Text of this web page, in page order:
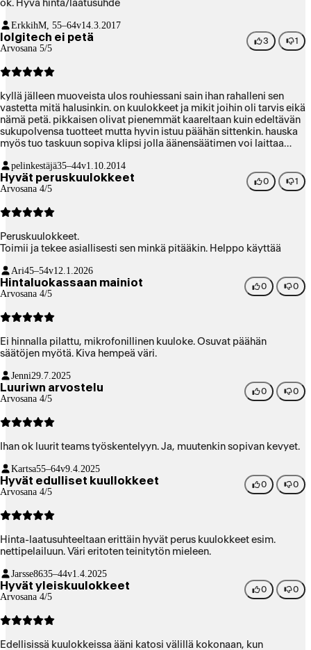
ok. Hyvä hinta/laatusuhde
ErkkihM, 55–64v14.3.2017
lolgitech ei petä
Arvosana 5/5
3 1
kyllä jälleen muoveista ulos rouhiessani sain ihan rahalleni sen
vastetta mitä halusinkin. on kuulokkeet ja mikit joihin oli tarvis eikä
nämä petä. pikkaisen olivat pienemmät kaareltaan kuin edeltävän
sukupolvensa tuotteet mutta hyvin istuu päähän sittenkin. hauska
myös tuo taskuun sopiva klipsi jolla äänensäätimen voi laittaa
liikaa.
pelinkestäjä35–44v1.10.2014
Hyvät peruskuulokkeet
Arvosana 4/5
0 1
Peruskuulokkeet.
Toimii ja tekee asiallisesti sen minkä pitääkin. Helppo käyttää
Ari45–54v12.1.2026
Hintaluokassaan mainiot
Arvosana 4/5
0 0
Ei hinnalla pilattu, mikrofonillinen kuuloke. Osuvat päähän
säätöjen myötä. Kiva hempeä väri.
Jenni29.7.2025
Luuriwn arvostelu
Arvosana 4/5
0 0
Ihan ok luurit teams työskentelyyn. Ja, muutenkin sopivan kevyet.
Kartsa55–64v9.4.2025
Hyvät edulliset kuullokkeet
Arvosana 4/5
0 0
Hinta-laatusuhteeltaan erittäin hyvät perus kuulokkeet esim.
nettipelailuun. Väri eritoten teinitytön mieleen.
Jarsse8635–44v1.4.2025
Hyvät yleiskuulokkeet
Arvosana 4/5
0 0
Edellisissä kuulokkeissa ääni katosi välillä kokonaan, kun